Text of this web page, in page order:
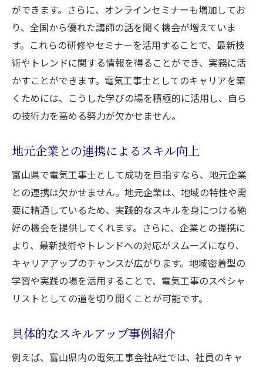
ができます。さらに、オンラインセミナーも増加してお
り、全国から優れた講師の話を聞く機会が増えていま
す。これらの研修やセミナーを活用することで、最新技
術やトレンドに関する情報を得ることができ、実務に活
かすことができます。電気工事士としてのキャリアを築
くためには、こうした学びの場を積極的に活用し、自ら
の技術力を高める努力が欠かせません。
地元企業との連携によるスキル向上
富山県で電気工事士として成功を目指すなら、地元企業
との連携は欠かせません。地元企業は、地域の特性や需
要に精通しているため、実践的なスキルを身につける絶
好の機会を提供してくれます。さらに、企業との提携に
より、最新技術やトレンドへの対応がスムーズになり、
キャリアアップのチャンスが広がります。地域密着型の
学習や実践の場を活用することで、電気工事のスペシャ
リストとしての道を切り開くことが可能です。
具体的なスキルアップ事例紹介
例えば、富山県内の電気工事会社A社では、社員のキャ